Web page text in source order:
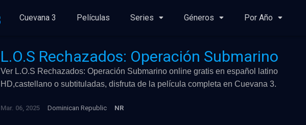
Cuevana 3 Películas Series Géneros Por Año
L.O.S Rechazados: Operación Submarino
Ver L.O.S Rechazados: Operación Submarino online gratis en español latino
HD,castellano o subtituladas, disfruta de la película completa en Cuevana 3.
Mar. 06, 2025 Dominican Republic NR